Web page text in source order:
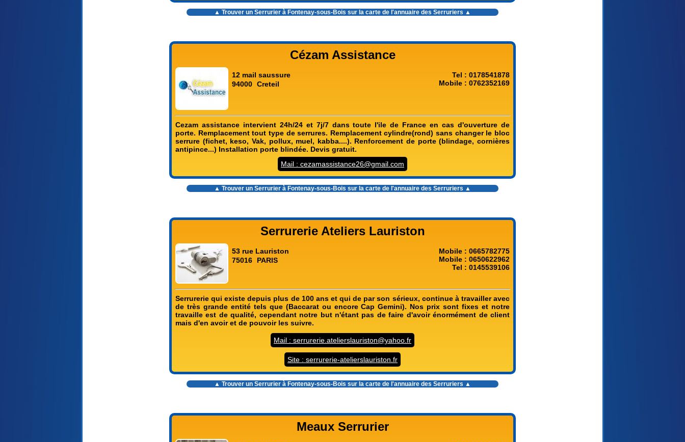
▲ Trouver un Serrurier à Fontenay-sous-Bois sur la carte de l'annuaire des Serruriers ▲
Cézam Assistance
12 mail saussure
94000 Creteil
Tel : 0178541878
Mobile : 0762352169
Cezam assistance intervient 24h/24 et 7j/7 dans toute l'ile de France en cas d'ouverture de
porte. Remplacement tout type de serrures. Remplacement cylindre(rond) sans changer le bloc
serrure (fichet, keso, Vak, pollux, muel, kabba....). Renforcement de porte (blindage, cornières
antipince...) Installation porte blindée. Devis gratuit.
Mail : cezamassistance26@gmail.com
▲ Trouver un Serrurier à Fontenay-sous-Bois sur la carte de l'annuaire des Serruriers ▲
Serrurerie Ateliers Lauriston
53 rue Lauriston
75016
PARIS
Mobile : 0665782775
Mobile : 0650622962
Tel : 0145539106
Serrurerie qui existe depuis plus de 100 ans et qui de par son sérieux, continue à travailler avec
de très grande entité tels que (Baccarat ou encore Cap Gemini). Nos prix sont fixes et notre
travaille est de qualité, cependant notre but n'étant pas de faire d'avoir énormément de client
mais d'en avoir et de pouvoir les suivre.
Mail : serrurerie.atelierslauriston@yahoo.fr
Site : serrurerie-atelierslauriston.fr
▲ Trouver un Serrurier à Fontenay-sous-Bois sur la carte de l'annuaire des Serruriers ▲
Meaux Serrurier